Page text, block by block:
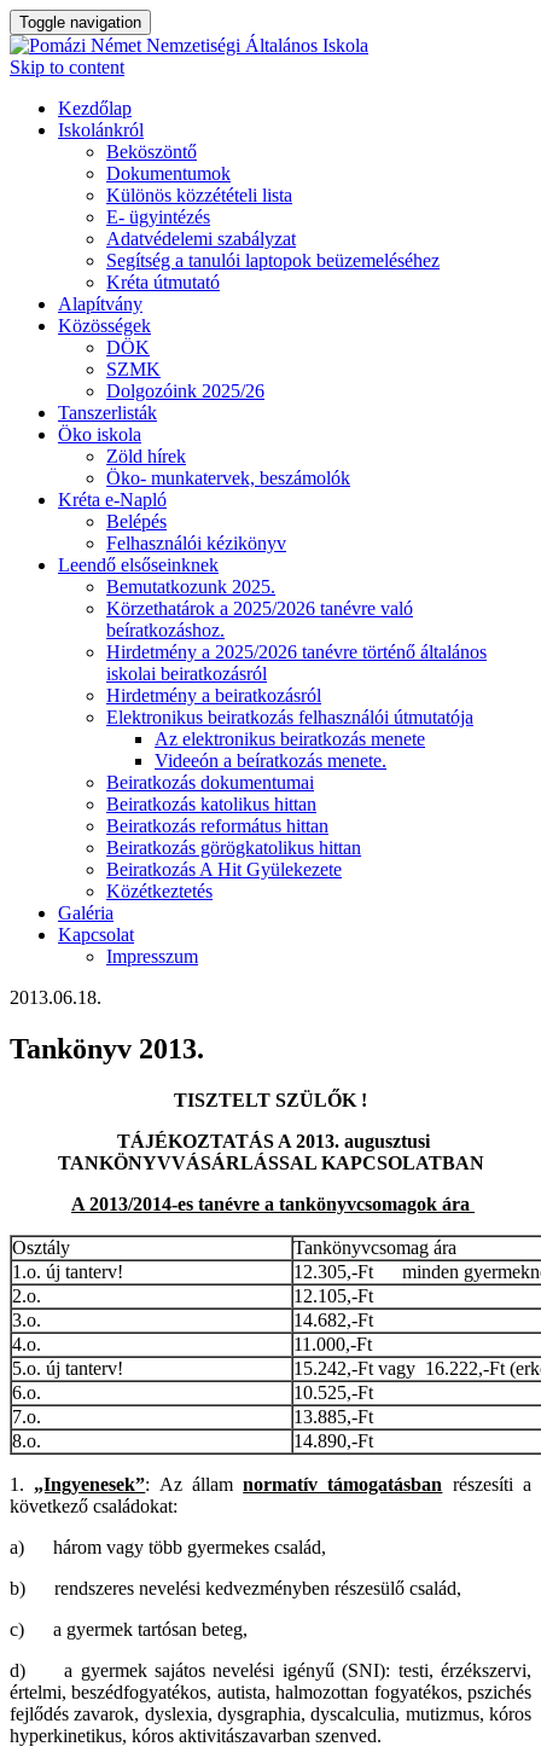
Toggle navigation
Skip to content
Kezdőlap
Iskolánkról
Beköszöntő
Dokumentumok
Különös közzétételi lista
E- ügyintézés
Adatvédelemi szabályzat
Segítség a tanulói laptopok beüzemeléséhez
Kréta útmutató
Alapítvány
Közösségek
DÖK
SZMK
Dolgozóink 2025/26
Tanszerlisták
Öko iskola
Zöld hírek
Öko- munkatervek, beszámolók
Kréta e-Napló
Belépés
Felhasználói kézikönyv
Leendő elsőseinknek
Bemutatkozunk 2025.
Körzethatárok a 2025/2026 tanévre való
beíratkozáshoz.
Hirdetmény a 2025/2026 tanévre történő általános
iskolai beiratkozásról
Hirdetmény a beiratkozásról
Elektronikus beiratkozás felhasználói útmutatója
Az elektronikus beiratkozás menete
Videeón a beíratkozás menete.
Beiratkozás dokumentumai
Beiratkozás katolikus hittan
Beiratkozás református hittan
Beiratkozás görögkatolikus hittan
Beiratkozás A Hit Gyülekezete
Közétkeztetés
Galéria
Kapcsolat
Impresszum
2013.06.18.
Tankönyv 2013.
TISZTELT SZÜLŐK !
TÁJÉKOZTATÁS A 2013. augusztusi
TANKÖNYVVÁSÁRLÁSSAL KAPCSOLATBAN
A 2013/2014-es tanévre a tankönyvcsomagok ára
Osztály
Tankönyvcsomag ára
1.o. új tanterv!
12.305,-Ft minden
2.o.
12.105,-Ft
3.o.
14.682,-Ft
4.o.
11.000,-Ft
5.o. új tanterv!
15.242,-Ft vagy 16.222,-Ft
6.o.
10.525,-Ft
7.o.
13.885,-Ft
8.o.
14.890,-Ft
1. „Ingyenesek”: Az államnormatív támogatásban részesíti a
következő családokat:
a) három vagy több gyermekes család,
b) rendszeres nevelési kedvezményben részesülő család,
c) a gyermek tartósan beteg,
d) a gyermek sajátos nevelési igényű (SNI): testi, érzékszervi,
értelmi, beszédfogyatékos, autista, halmozottan fogyatékos, pszichés
fejlődés zavarok, dyslexia, dysgraphia, dyscalculia, mutizmus, kóros
hyperkinetikus, kóros aktivitászavarban szenved.